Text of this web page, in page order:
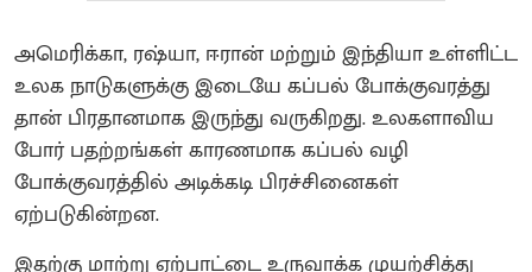
அமெரிக்கா, ரஷ்யா, ஈரான் மற்றும் இந்தியா உள்ளிட்ட
உலக நாடுகளுக்கு இடையே கப்பல் போக்குவரத்து
தான் பிரதானமாக இருந்து வருகிறது. உலகளாவிய
போர் பதற்றங்கள் காரணமாக கப்பல் வழி
போக்குவரத்தில் அடிக்கடி பிரச்சினைகள்
ஏற்படுகின்றன.